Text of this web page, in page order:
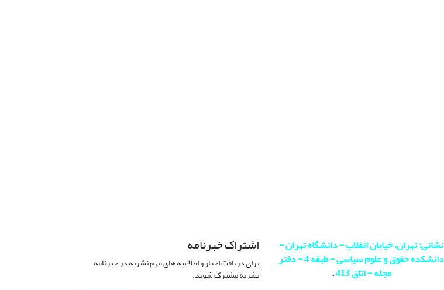
نشانی: تهران، خیابان انقلاب - دانشگاه تهران -
دانشکده حقوق و علوم سیاسی - طبقه 4 - دفتر
مجله - اتاق 413
.
اشتراک خبرنامه
برای دریافت اخبار و اطلاعیه های مهم نشریه در خبرنامه
نشریه مشترک شوید.